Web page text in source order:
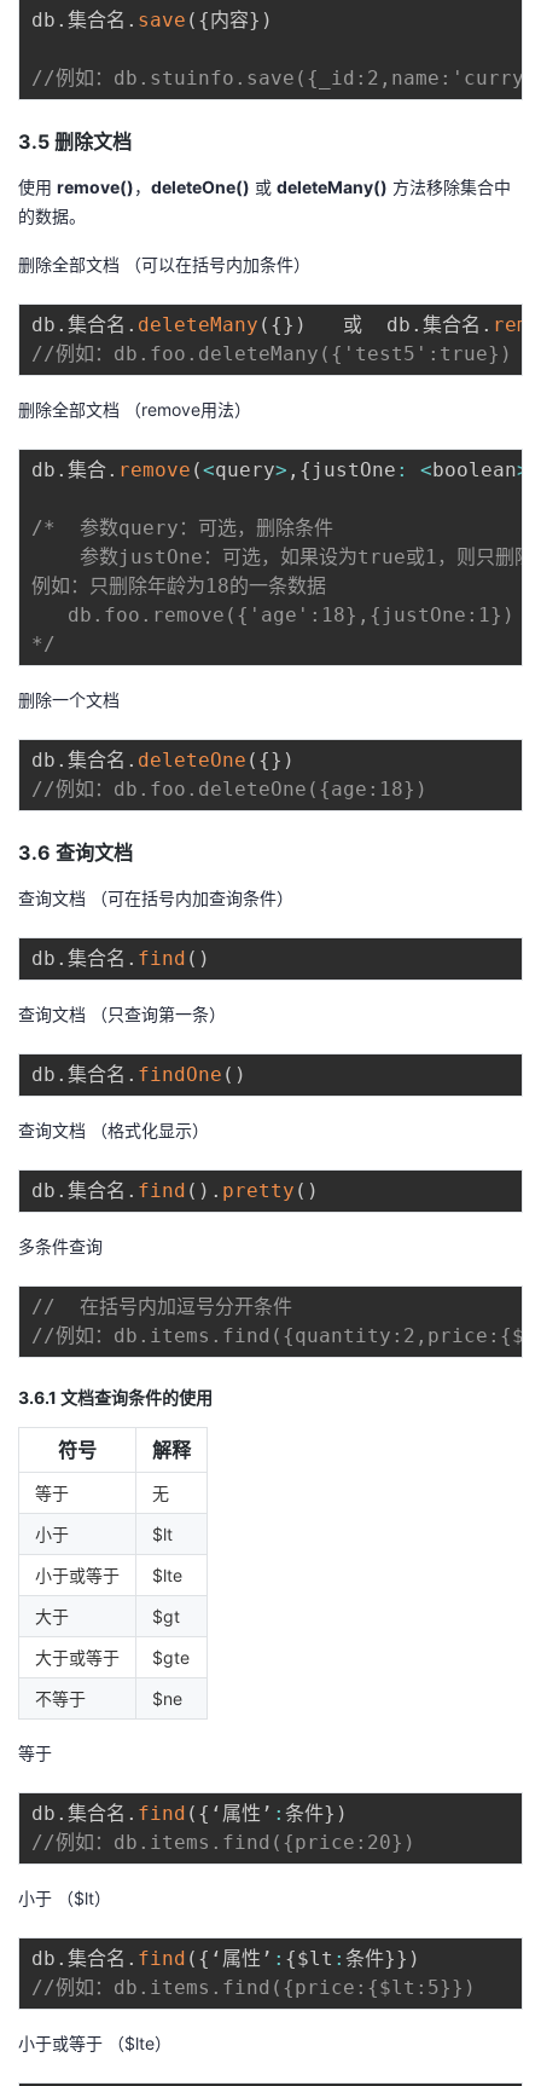
db . 集合名 . save ( {内容} )
//例如：
3.5 删除文档
使用 remove()， deleteOne() 或 deleteMany() 方法移除集合中
的数据。
删除全部文档 （可以在括号内加条件）
db . 集合名 . deleteMany ( {} )
   或  db
. 集合名 .
//例如：db.foo.deleteMany({'test5':true})
删除全部文档 （remove用法）
db . 集合. remove (<query> , { justOne : <boolean>
/*  参数query：可选，删除条件
参数justOne：可选，如果设为true或1，则只删除
例如：只删除年龄为18的一条数据
   db.foo.remove({'age':18},{justOne:1})
*/
删除一个文档
db . 集合名 . deleteOne ( {} )
//例如：db.foo.deleteOne({age:18})
3.6 查询文档
查询文档 （可在括号内加查询条件）
db . 集合名 . find ( )
查询文档 （只查询第一条）
db . 集合名 . findOne ( )
查询文档 （格式化显示）
db . 集合名 . find ( ) . pretty ( )
多条件查询
//  在括号内加逗号分开条件
//例如：
3.6.1 文档查询条件的使用
符号 解释
等于
无
小于
$lt
小于或等于
$lte
大于
$gt
大于或等于
$gte
不等于
$ne
等于
db . 集合名 . find ( { ‘属性’ : 条件} )
//例如：db.items.find({price:20})
小于 （$lt）
db . 集合名 . find ( { ‘属性’ : {$lt : 条件}} )
//例如：db.items.find({price:{$lt:5}})
小于或等于 （$lte）